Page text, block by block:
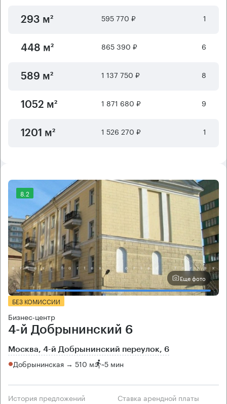
293 м² 595 770 ₽ 1
448 м² 865 390 ₽ 6
589 м² 1 137 750 ₽ 8
1052 м² 1 871 680 ₽ 9
1201 м² 1 526 270 ₽ 1
8.2
Еще фото
БЕЗ КОМИССИИ
Бизнес-центр
4-й Добрынинский 6
Москва, 4-й Добрынинский переулок, 6
Добрынинская → 510 м ~5 мин
История предложений Ставка арендной платы